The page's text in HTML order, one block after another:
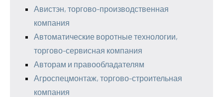
Авистэн, торгово-производственная
компания
Автоматические воротные технологии,
торгово-сервисная компания
Авторам и правообладателям
Агроспецмонтаж, торгово-строительная
компания